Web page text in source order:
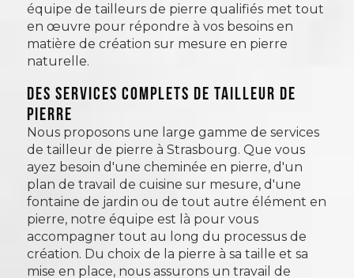
équipe de tailleurs de pierre qualifiés met tout
en œuvre pour répondre à vos besoins en
matière de création sur mesure en pierre
naturelle.
Des services complets de tailleur de
pierre
Nous proposons une large gamme de services
de tailleur de pierre à Strasbourg. Que vous
ayez besoin d'une cheminée en pierre, d'un
plan de travail de cuisine sur mesure, d'une
fontaine de jardin ou de tout autre élément en
pierre, notre équipe est là pour vous
accompagner tout au long du processus de
création. Du choix de la pierre à sa taille et sa
mise en place, nous assurons un travail de